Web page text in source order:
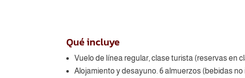
Qué incluye
Vuelo de línea regular, clase turista (reservas en
Alojamiento y desayuno. 6 almuerzos (bebidas no